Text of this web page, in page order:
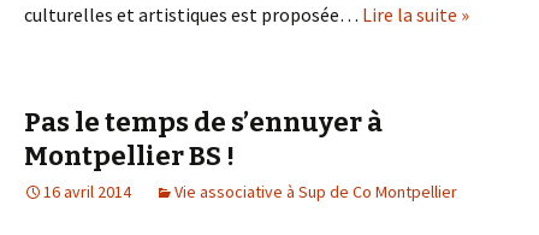
culturelles et artistiques est proposée… Lire la suite »
Pas le temps de s’ennuyer à
Montpellier BS !
16 avril 2014 Vie associative à Sup de Co Montpellier